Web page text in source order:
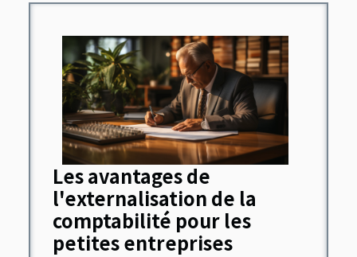
Les avantages de
l'externalisation de la
comptabilité pour les
petites entreprises